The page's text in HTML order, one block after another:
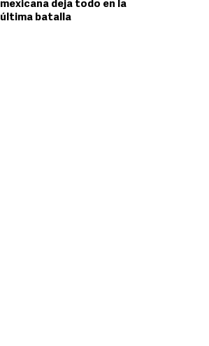
mexicana deja todo en la
última batalla